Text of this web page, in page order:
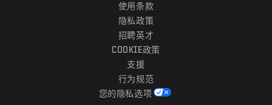
使用条款
隐私政策
招聘英才
COOKIE政策
支援
行为规范
您的隐私选项